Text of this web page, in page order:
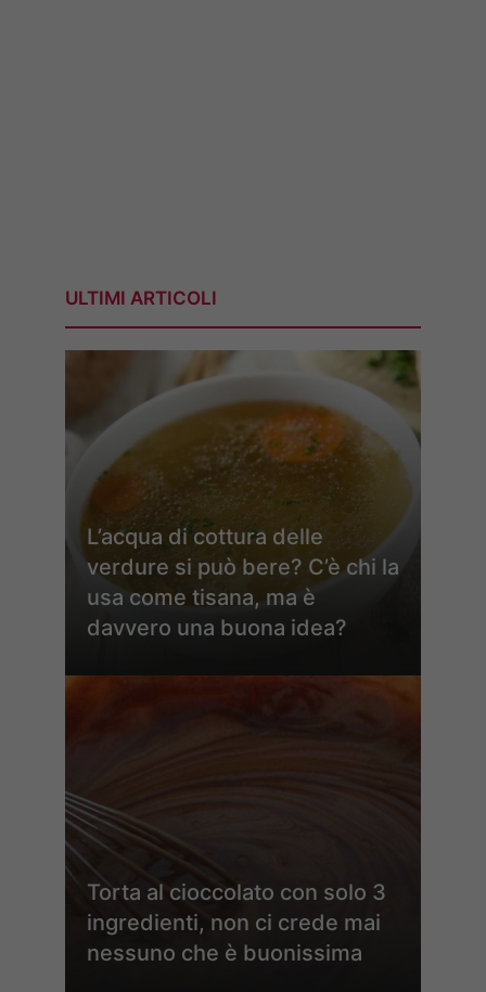
ULTIMI ARTICOLI
L’acqua di cottura delle
verdure si può bere? C’è chi la
usa come tisana, ma è
davvero una buona idea?
Torta al cioccolato con solo 3
ingredienti, non ci crede mai
nessuno che è buonissima